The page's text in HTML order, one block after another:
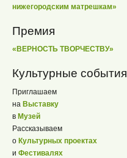
нижегородским матрешкам»
Премия
«ВЕРНОСТЬ ТВОРЧЕСТВУ»
Культурные события
Приглашаем
на Выставку
в Музей
Рассказываем
о Культурных проектах
и Фестивалях